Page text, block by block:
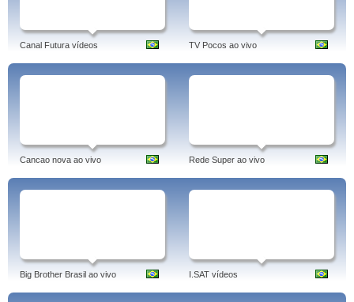
Canal Futura vídeos TV Pocos ao vivo
Cancao nova ao vivo Rede Super ao vivo
Big Brother Brasil ao vivo I.SAT vídeos